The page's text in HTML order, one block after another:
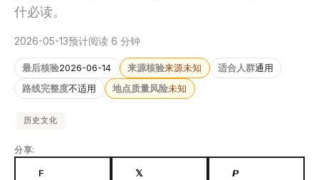
什必读。
2026-05-13预计阅读 6 分钟
最后核验2026-06-14 来源核验来源未知 适合人群通用
路线完整度不适用 地点质量风险未知
历史文化
分享:
F 𝕏 𝙋